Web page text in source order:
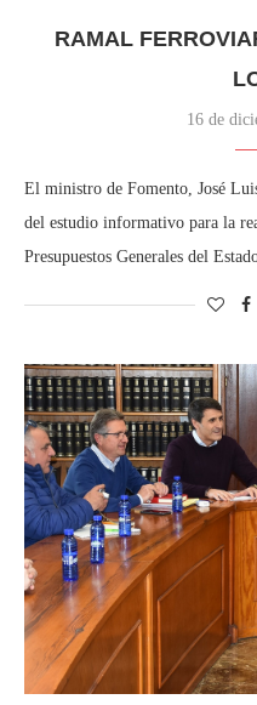
RAMAL
16 de
El ministro de Fomento, José
del estudio informativo para la
Presupuestos Generales del